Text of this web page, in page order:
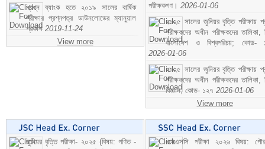
প্রশ্ন ব্যাংক হতে ২০১৯ সালের বার্ষিক
পরীক্ষার প্রশ্নপত্র ডাউনলোডের ম্যানুয়াল
প্রকাশ 2019-11-24
View more
পরীক্ষকগণ। 2026-01-06
২০২৫ সালের জুনিয়র বৃত্তি পরীক্ষায়
পরীক্ষকদের অধীন পরীক্ষকদের তালিকা,
বাংলাদেশ ও বিশ্বপরিচয়; কোড-
2026-01-06
২০২৫ সালের জুনিয়র বৃত্তি পরীক্ষায়
পরীক্ষকদের অধীন পরীক্ষকদের তালিকা,
বিজ্ঞান; কোড- ১২৭ 2026-01-06
View more
জুনিয়র বৃত্তি পরীক্ষা- ২০২৫ (বিষয়: গণিত -
এসএসসি পরীক্ষা ২০২৬ বিষয়: